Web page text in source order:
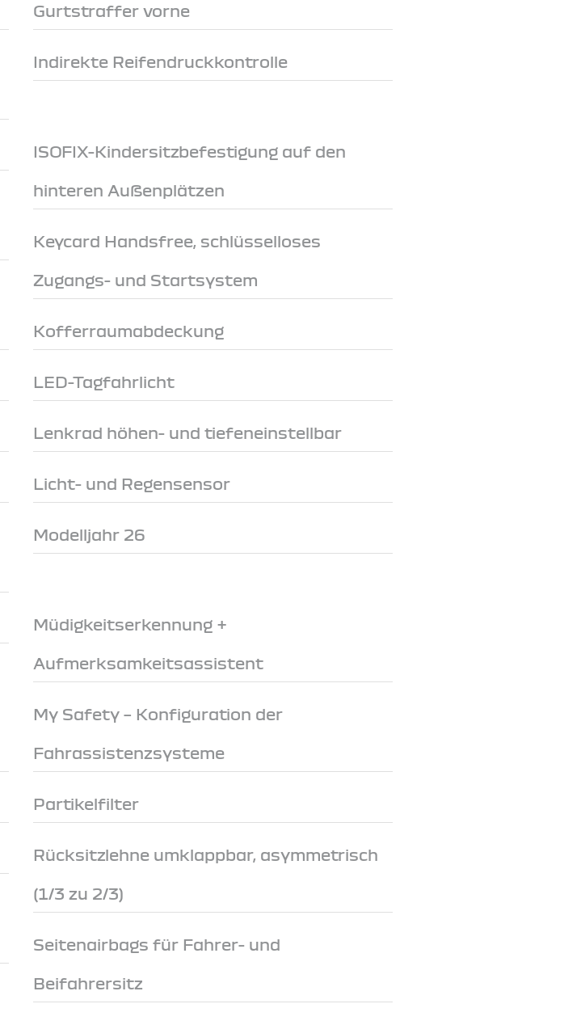
Gurtstraffer vorne
Indirekte Reifendruckkontrolle
ISOFIX-Kindersitzbefestigung auf den
hinteren Außenplätzen
Keycard Handsfree, schlüsselloses
Zugangs- und Startsystem
Kofferraumabdeckung
LED-Tagfahrlicht
Lenkrad höhen- und tiefeneinstellbar
Licht- und Regensensor
Modelljahr 26
Müdigkeitserkennung +
Aufmerksamkeitsassistent
My Safety – Konfiguration der
Fahrassistenzsysteme
Partikelfilter
Rücksitzlehne umklappbar, asymmetrisch
(1/3 zu 2/3)
Seitenairbags für Fahrer- und
Beifahrersitz